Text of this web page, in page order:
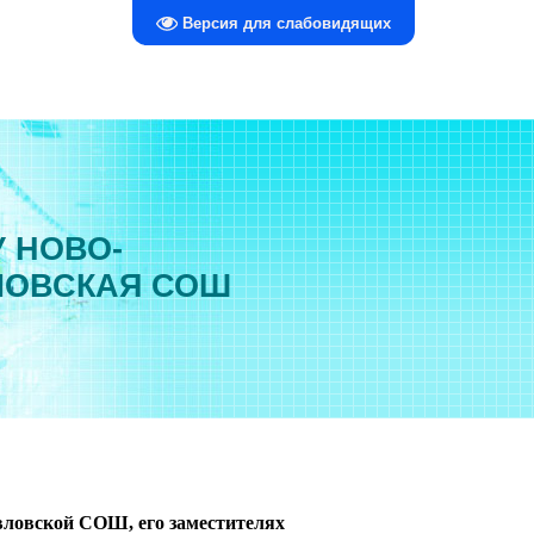
Версия для слабовидящих
НОВО-
СОШ
СОШ, его заместителях